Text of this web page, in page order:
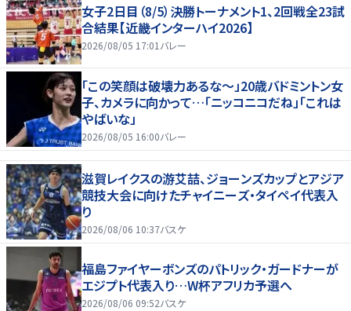
女子2日目（8/5）決勝トーナメント1、2回戦全23試
合結果【近畿インターハイ2026】
2026/08/05 17:01 バレー
「この笑顔は破壊力あるな〜」20歳バドミントン女
子、カメラに向かって…「ニッコニコだね」「これは
やばいな」
2026/08/05 16:00バレー
滋賀レイクスの游艾喆、ジョーンズカップとアジア
競技大会に向けたチャイニーズ・タイペイ代表入
り
2026/08/06 10:37バスケ
福島ファイヤーボンズのパトリック・ガードナーが
エジプト代表入り…W杯アフリカ予選へ
2026/08/06 09:52バスケ